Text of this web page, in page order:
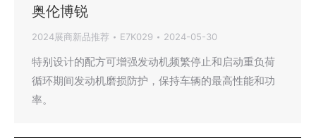
奥伦博锐
2024展商新品推荐 E7K029 2024-05-30
特别设计的配方可增强发动机频繁停止和启动重负荷
循环期间发动机磨损防护，保持车辆的最高性能和功
率。